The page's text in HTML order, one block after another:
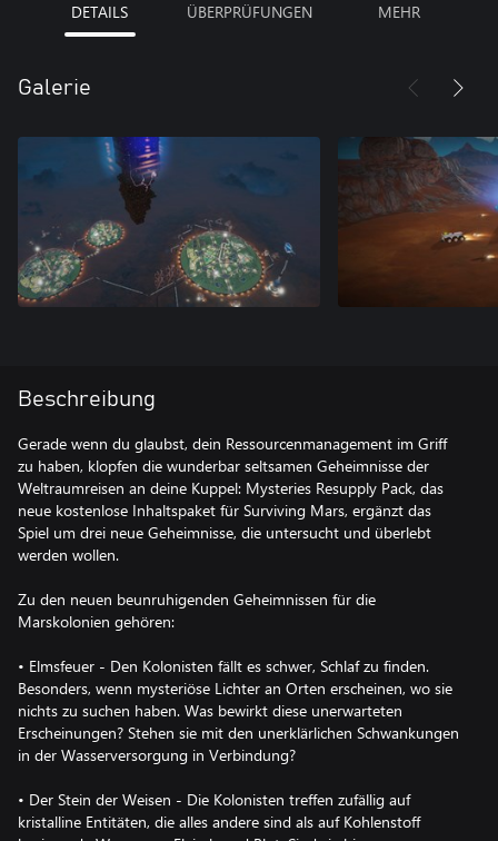
DETAILS ÜBERPRÜFUNGEN MEHR
Galerie
Beschreibung
Gerade wenn du glaubst, dein Ressourcenmanagement im Griff
zu haben, klopfen die wunderbar seltsamen Geheimnisse der
Weltraumreisen an deine Kuppel: Mysteries Resupply Pack, das
neue kostenlose Inhaltspaket für Surviving Mars, ergänzt das
Spiel um drei neue Geheimnisse, die untersucht und überlebt
werden wollen.
Zu den neuen beunruhigenden Geheimnissen für die
Marskolonien gehören:
• Elmsfeuer - Den Kolonisten fällt es schwer, Schlaf zu finden.
Besonders, wenn mysteriöse Lichter an Orten erscheinen, wo sie
nichts zu suchen haben. Was bewirkt diese unerwarteten
Erscheinungen? Stehen sie mit den unerklärlichen Schwankungen
in der Wasserversorgung in Verbindung?
• Der Stein der Weisen - Die Kolonisten treffen zufällig auf
kristalline Entitäten, die alles andere sind als auf Kohlenstoff